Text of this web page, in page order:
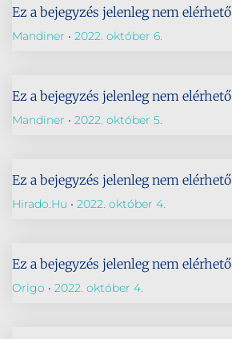
Ez a bejegyzés jelenleg nem elérhető
Mandiner 2022. október 6.
Ez a bejegyzés jelenleg nem elérhető
Mandiner 2022. október 5.
Ez a bejegyzés jelenleg nem elérhető
Hirado.hu 2022. október 4.
Ez a bejegyzés jelenleg nem elérhető
Origo 2022. október 4.